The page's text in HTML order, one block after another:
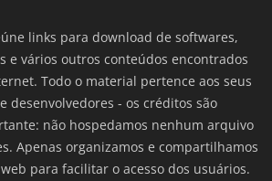
links para download de softwares,
e vários outros conteúdos encontrados
Todo o material pertence aos seus
desenvolvedores - os créditos são
não hospedamos nenhum arquivo
Apenas organizamos e compartilhamos
para facilitar o acesso dos usuários.